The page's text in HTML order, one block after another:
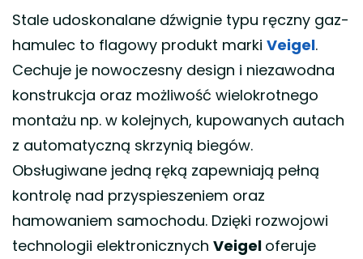
Stale udoskonalane dźwignie typu ręczny gaz-
hamulec to flagowy produkt marki Veigel.
Cechuje je nowoczesny design i niezawodna
konstrukcja oraz możliwość wielokrotnego
montażu np. w kolejnych, kupowanych autach
z automatyczną skrzynią biegów.
Obsługiwane jedną ręką zapewniają pełną
kontrolę nad przyspieszeniem oraz
hamowaniem samochodu. Dzięki rozwojowi
technologii elektronicznych Veigel oferuje